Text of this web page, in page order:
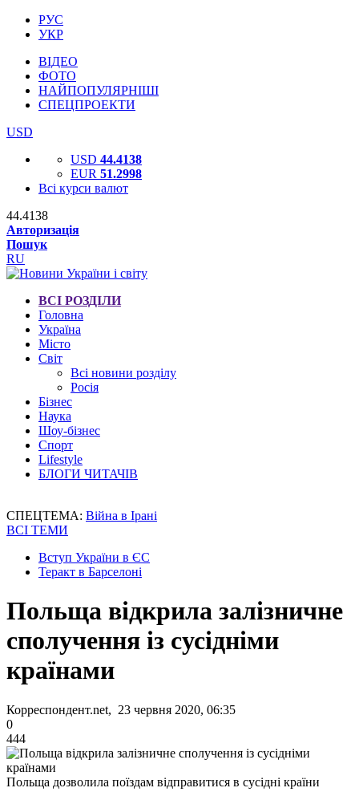
РУС
УКР
ВІДЕО
ФОТО
НАЙПОПУЛЯРНІШІ
СПЕЦПРОЕКТИ
USD
USD 44.4138
EUR 51.2998
Всі курси валют
44.4138
Авторизація
Пошук
RU
ВСІ РОЗДІЛИ
Головна
Україна
Місто
Світ
Всі новини розділу
Росія
Бізнес
Наука
Шоу-бізнес
Спорт
Lifestyle
БЛОГИ ЧИТАЧІВ
СПЕЦТЕМА: Війна в Ірані
ВСІ ТЕМИ
Вступ України в ЄС
Теракт в Барселоні
Польща відкрила залізничне
сполучення із сусідніми
країнами
Корреспондент.net, 23 червня 2020, 06:35
0
444
Польща дозволила поїздам відправитися в сусідні країни